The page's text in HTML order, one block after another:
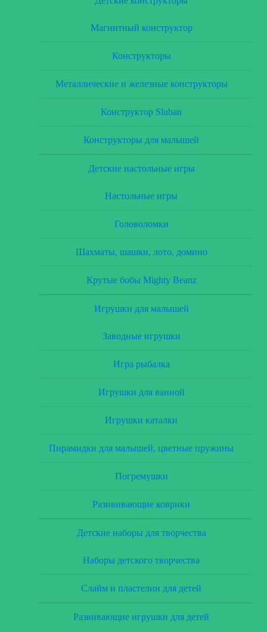
Магнитный конструктор
Конструкторы
Металлические и железные конструкторы
Конструктор Sluban
Конструкторы для малышей
Детские настольные игры
Настольные игры
Головоломки
Шахматы, шашки, лото, домино
Крутые бобы Mighty Beanz
Игрушки для малышей
Заводные игрушки
Игра рыбалка
Игрушки для ванной
Игрушки каталки
Пирамидки для малышей, цветные пружины
Погремушки
Разививающие коврики
Детские наборы для творчества
Наборы детского творчества
Слайм и пластелин для детей
Развивающие игрушки для детей